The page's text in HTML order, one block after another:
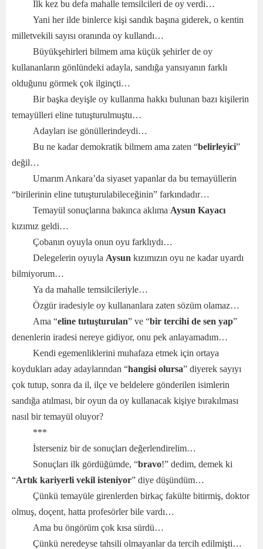
İlk kez bu defa mahalle temsilcileri de oy verdi…
Yani her ilde binlerce kişi sandık başına giderek, o kentin
milletvekili sayısı oranında oy kullandı…
Büyükşehirleri bilmem ama küçük şehirler de oy
kullananların gönlündeki adayla, sandığa yansıyanın farklı
olduğunu görmek çok ilginçti…
Bir başka deyişle oy kullanma hakkı bulunan bazı kişilerin
temayülleri eline tutuşturulmuştu…
Adayları ise gönüllerindeydi…
Bu ne kadar demokratik bilmem ama zaten “belirleyici”
değil…
Umarım Ankara’da siyaset yapanlar da bu temayüllerin
“birilerinin eline tutuşturulabileceğinin” farkındadır…
Temayül sonuçlarına bakınca aklıma Aysun Kayacı
kızımız geldi…
Çobanın oyuyla onun oyu farklıydı…
Delegelerin oyuyla Aysun kızımızın oyu ne kadar uyardı
bilmiyorum…
Ya da mahalle temsilcileriyle…
Özgür iradesiyle oy kullananlara zaten sözüm olamaz…
Ama “eline tutuşturulan” ve “bir tercihi de sen yap”
denenlerin iradesi nereye gidiyor, onu pek anlayamadım…
Kendi egemenliklerini muhafaza etmek için ortaya
koydukları aday adaylarından “hangisi olursa” diyerek sayıyı
çok tutup, sonra da il, ilçe ve beldelere gönderilen isimlerin
sandığa atılması, bir oyun da oy kullanacak kişiye bırakılması
nasıl bir temayül oluyor?
***
İsterseniz bir de sonuçları değerlendirelim…
Sonuçları ilk gördüğümde, “bravo!” dedim, demek ki
“Artık kariyerli vekil isteniyor” diye düşündüm…
Çünkü temayüle girenlerden birkaç fakülte bitirmiş, doktor
olmuş, doçent, hatta profesörler bile vardı…
Ama bu öngörüm çok kısa sürdü…
Çünkü neredeyse tahsili olmayanlar da tercih edilmişti…